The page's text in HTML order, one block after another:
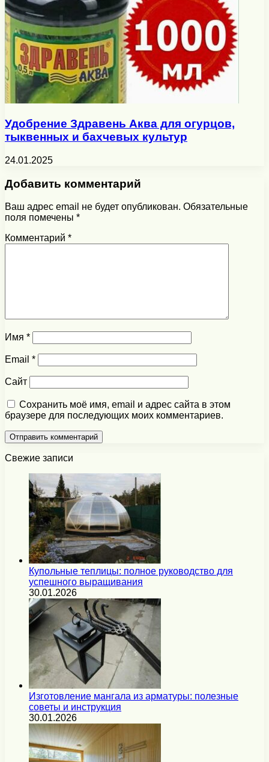
Удобрение Здравень Аква для огурцов,
тыквенных и бахчевых культур
24.01.2025
Добавить комментарий
Ваш адрес email не будет опубликован. Обязательные
поля помечены *
Комментарий *
Имя *
Email *
Сайт
Сохранить моё имя, email и адрес сайта в этом
браузере для последующих моих комментариев.
Свежие записи
Купольные теплицы: полное руководство для
успешного выращивания
30.01.2026
Изготовление мангала из арматуры: полезные
советы и инструкция
30.01.2026